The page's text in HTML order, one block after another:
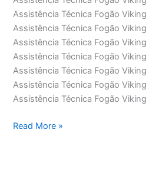
Assistência Técnica Fogão Viking
Assistência Técnica Fogão Viking
Assistência Técnica Fogão
Assistência Técnica Fogão
Assistência Técnica Fogão Viking
Assistência Técnica Fogão Viking
Assistência Técnica Fogão Viking
Assistência
Read More »